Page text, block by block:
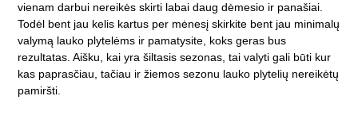
vienam darbui nereikės skirti labai daug dėmesio ir panašiai.
Todėl bent jau kelis kartus per mėnesį skirkite bent jau minimalų
valymą lauko plytelėms ir pamatysite, koks geras bus
rezultatas. Aišku, kai yra šiltasis sezonas, tai valyti gali būti kur
kas paprasčiau, tačiau ir žiemos sezonu lauko plytelių nereikėtų
pamiršti.